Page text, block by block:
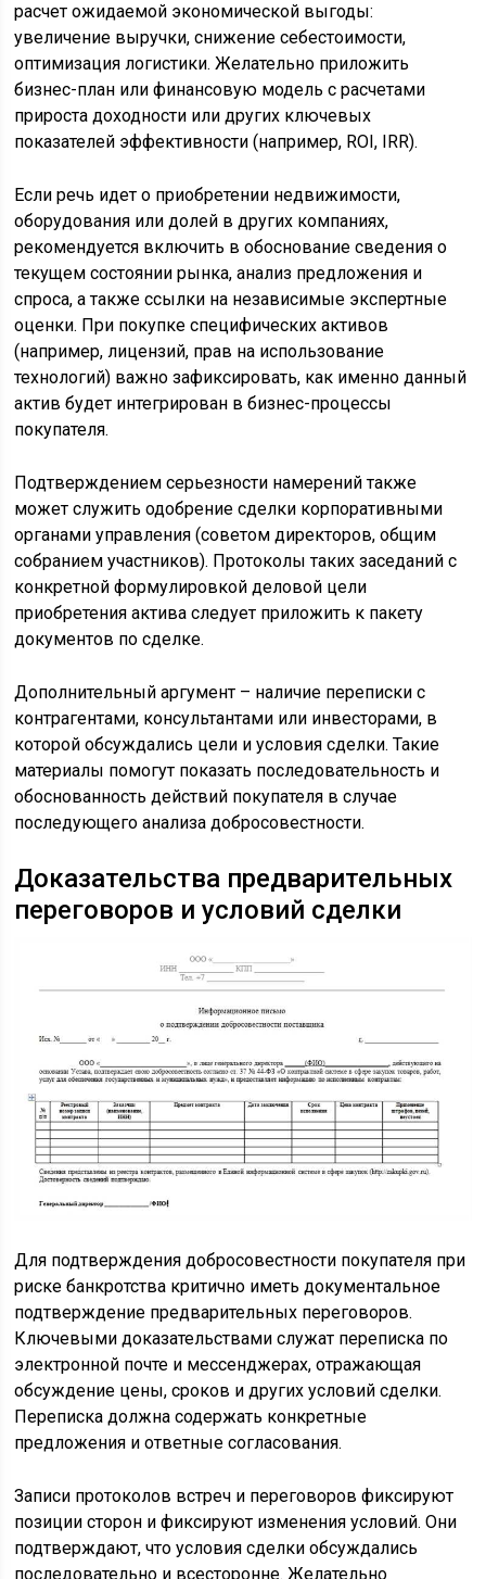
расчет ожидаемой экономической выгоды:
увеличение выручки, снижение себестоимости,
оптимизация логистики. Желательно приложить
бизнес-план или финансовую модель с расчетами
прироста доходности или других ключевых
показателей эффективности (например, ROI, IRR).
Если речь идет о приобретении недвижимости,
оборудования или долей в других компаниях,
рекомендуется включить в обоснование сведения о
текущем состоянии рынка, анализ предложения и
спроса, а также ссылки на независимые экспертные
оценки. При покупке специфических активов
(например, лицензий, прав на использование
технологий) важно зафиксировать, как именно данный
актив будет интегрирован в бизнес-процессы
покупателя.
Подтверждением серьезности намерений также
может служить одобрение сделки корпоративными
органами управления (советом директоров, общим
собранием участников). Протоколы таких заседаний с
конкретной формулировкой деловой цели
приобретения актива следует приложить к пакету
документов по сделке.
Дополнительный аргумент – наличие переписки с
контрагентами, консультантами или инвесторами, в
которой обсуждались цели и условия сделки. Такие
материалы помогут показать последовательность и
обоснованность действий покупателя в случае
последующего анализа добросовестности.
Доказательства предварительных
переговоров и условий сделки
Для подтверждения добросовестности покупателя при
риске банкротства критично иметь документальное
подтверждение предварительных переговоров.
Ключевыми доказательствами служат переписка по
электронной почте и мессенджерах, отражающая
обсуждение цены, сроков и других условий сделки.
Переписка должна содержать конкретные
предложения и ответные согласования.
Записи протоколов встреч и переговоров фиксируют
позиции сторон и фиксируют изменения условий. Они
подтверждают, что условия сделки обсуждались
последовательно и всесторонне. Желательно